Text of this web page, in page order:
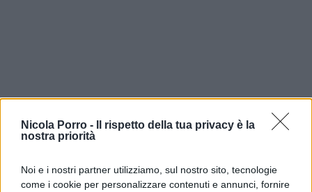
Nicola Porro -
Il rispetto della tua privacy è la
nostra priorità
Noi e i nostri partner utilizziamo, sul nostro sito, tecnologie
come i cookie per personalizzare contenuti e annunci, fornire
Dott.ssa Paola Dora, 6 agosto 2026